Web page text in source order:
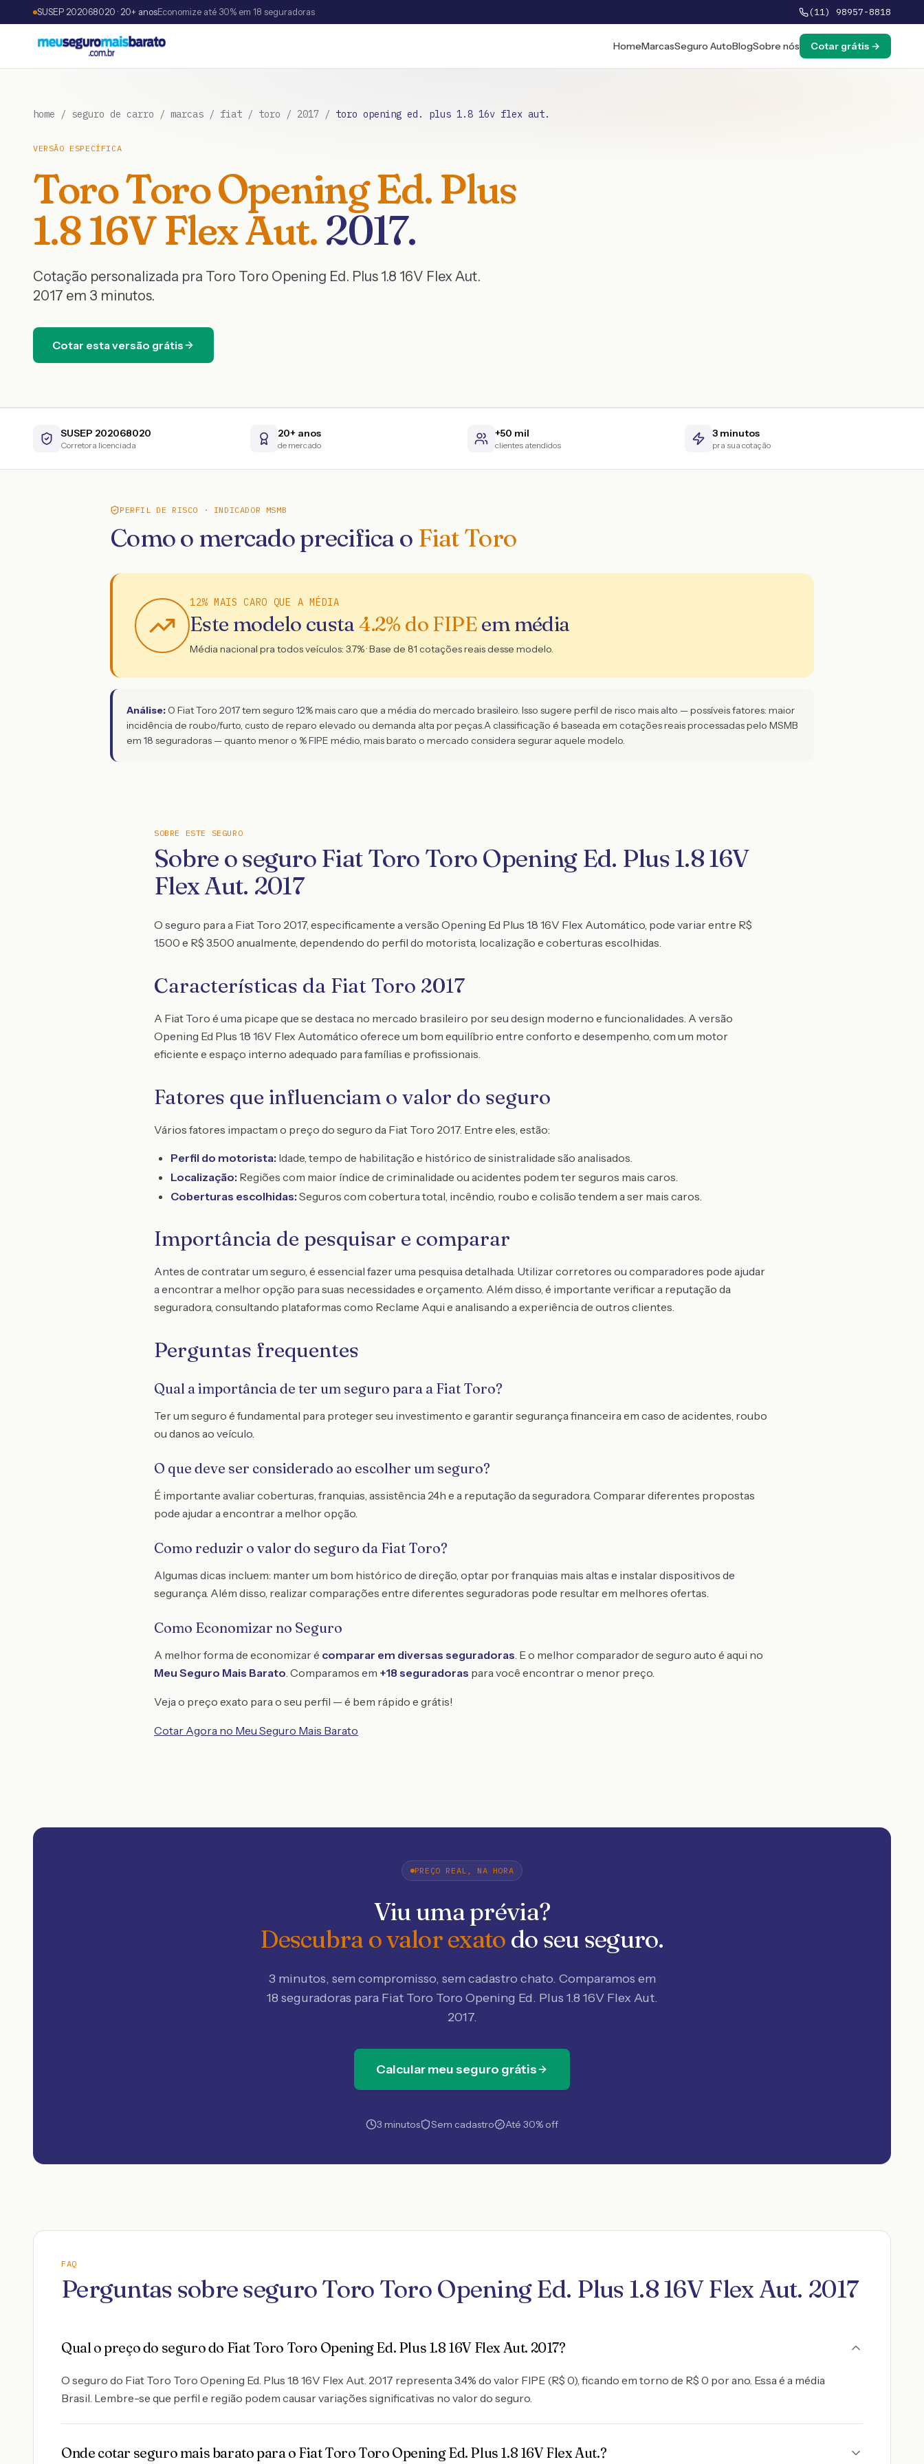
SUSEP 202068020 · 20+ anosEconomize até 30% em 18 seguradoras (11) 98957-8818
HomeMarcasSeguro AutoBlogSobre nós Cotar grátis →
home / seguro de carro / marcas / fiat / toro / 2017 / toro opening ed. plus 1.8 16v flex aut.
VERSÃO ESPECÍFICA
ToroToro Opening Ed. Plus
1.8 16V Flex Aut.2017.
Cotação personalizada pra Toro Toro Opening Ed. Plus 1.8 16V Flex Aut.
2017 em 3 minutos.
Cotar esta versão grátis
SUSEP 202068020
Corretora licenciada
20+ anos
de mercado
+50 mil
clientes atendidos
3 minutos
pra sua cotação
PERFIL DE RISCO · INDICADOR MSMB
Como o mercado precifica o Fiat Toro
12% MAIS CARO QUE A MÉDIA
Este modelo custa4.2% do FIPEem média
Média nacional pra todos veículos: 3.7% · Base de 81 cotações reais desse modelo.
Análise: O Fiat Toro 2017 tem seguro 12% mais caro que a média do mercado brasileiro. Isso sugere perfil de risco mais alto — possíveis fatores: maior
incidência de roubo/furto, custo de reparo elevado ou demanda alta por peças.A classificação é baseada em cotações reais processadas pelo MSMB
em 18 seguradoras — quanto menor o % FIPE médio, mais barato o mercado considera segurar aquele modelo.
SOBRE ESTE SEGURO
Sobre o seguro Fiat Toro Toro Opening Ed. Plus 1.8 16V
Flex Aut. 2017
O seguro para a Fiat Toro 2017, especificamente a versão Opening Ed Plus 1.8 16V Flex Automático, pode variar entre R$
1.500 e R$ 3.500 anualmente, dependendo do perfil do motorista, localização e coberturas escolhidas.
Características da Fiat Toro 2017
A Fiat Toro é uma picape que se destaca no mercado brasileiro por seu design moderno e funcionalidades. A versão
Opening Ed Plus 1.8 16V Flex Automático oferece um bom equilíbrio entre conforto e desempenho, com um motor
eficiente e espaço interno adequado para famílias e profissionais.
Fatores que influenciam o valor do seguro
Vários fatores impactam o preço do seguro da Fiat Toro 2017. Entre eles, estão:
Perfil do motorista: Idade, tempo de habilitação e histórico de sinistralidade são analisados.
Localização: Regiões com maior índice de criminalidade ou acidentes podem ter seguros mais caros.
Coberturas escolhidas: Seguros com cobertura total, incêndio, roubo e colisão tendem a ser mais caros.
Importância de pesquisar e comparar
Antes de contratar um seguro, é essencial fazer uma pesquisa detalhada. Utilizar corretores ou comparadores pode ajudar
a encontrar a melhor opção para suas necessidades e orçamento. Além disso, é importante verificar a reputação da
seguradora, consultando plataformas como Reclame Aqui e analisando a experiência de outros clientes.
Perguntas frequentes
Qual a importância de ter um seguro para a Fiat Toro?
Ter um seguro é fundamental para proteger seu investimento e garantir segurança financeira em caso de acidentes, roubo
ou danos ao veículo.
O que deve ser considerado ao escolher um seguro?
É importante avaliar coberturas, franquias, assistência 24h e a reputação da seguradora. Comparar diferentes propostas
pode ajudar a encontrar a melhor opção.
Como reduzir o valor do seguro da Fiat Toro?
Algumas dicas incluem: manter um bom histórico de direção, optar por franquias mais altas e instalar dispositivos de
segurança. Além disso, realizar comparações entre diferentes seguradoras pode resultar em melhores ofertas.
Como Economizar no Seguro
A melhor forma de economizar é comparar em diversas seguradoras. E o melhor comparador de seguro auto é aqui no
Meu Seguro Mais Barato. Comparamos em +18 seguradoras para você encontrar o menor preço.
Veja o preço exato para o seu perfil — é bem rápido e grátis!
Cotar Agora no Meu Seguro Mais Barato
PREÇO REAL, NA HORA
Viu uma prévia?
Descubra o valor exato do seu seguro.
3 minutos, sem compromisso, sem cadastro chato. Comparamos em
18 seguradoras para Fiat Toro Toro Opening Ed. Plus 1.8 16V Flex Aut.
2017.
Calcular meu seguro grátis
3 minutos Sem cadastro Até 30% off
FAQ
Perguntas sobre seguro Toro Toro Opening Ed. Plus 1.8 16V Flex Aut. 2017
Qual o preço do seguro do Fiat Toro Toro Opening Ed. Plus 1.8 16V Flex Aut. 2017?
O seguro do Fiat Toro Toro Opening Ed. Plus 1.8 16V Flex Aut. 2017 representa 3.4% do valor FIPE (R$ 0), ficando em torno de R$ 0 por ano. Essa é a média
Brasil. Lembre-se que perfil e região podem causar variações significativas no valor do seguro.
Onde cotar seguro mais barato para o Fiat Toro Toro Opening Ed. Plus 1.8 16V Flex Aut.?